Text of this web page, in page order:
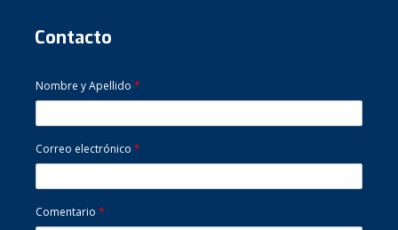
Contacto
Nombre y Apellido *
Correo electrónico *
Comentario *